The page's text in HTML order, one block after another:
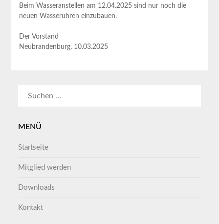
Beim Wasseranstellen am 12.04.2025 sind nur noch die
neuen Wasseruhren einzubauen.
Der Vorstand
Neubrandenburg, 10.03.2025
MENÜ
Startseite
Mitglied werden
Downloads
Kontakt